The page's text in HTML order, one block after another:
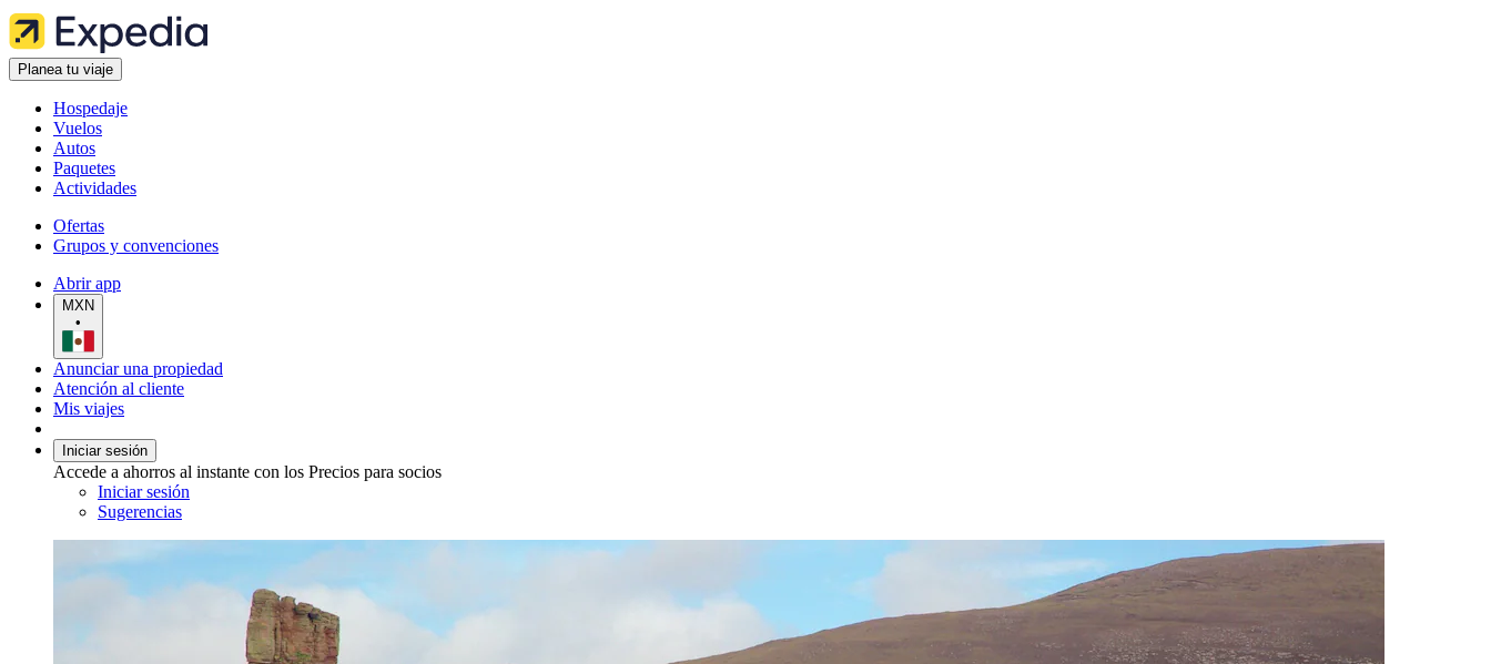
Planea tu viaje
Hospedaje
Vuelos
Autos
Paquetes
Actividades
Ofertas
Grupos y convenciones
Abrir app
MXN
•
Anunciar una propiedad
Atención al cliente
Mis viajes
Iniciar sesión
Accede a ahorros al instante con los Precios para socios
Iniciar sesión
Sugerencias